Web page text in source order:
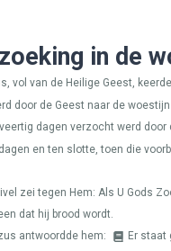
in de
vol van de Heilige Geest,
door de Geest naar de
dagen verzocht werd door
en ten slotte, toen die
zei tegen Hem: Als U Gods
dat hij brood wordt.
antwoordde hem:
Er staat